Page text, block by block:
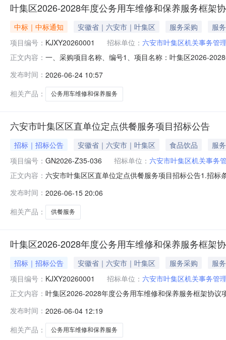
叶集区2026-2028年度公务用车维修和保养服务框架
中标｜中标通知 安徽省｜六安市｜叶集区 服务采购
服务
项目编号： KJXY20260001 招标单位： 六安市叶集区机关事务管
正文内容： 一、采购项目名称、编号1、项目名称：叶集区2026-
1、入围结果：序号标项名称报价中标供应商中标供应商
费率
发布时间： 2026-06-24 10:57
相关产品：
公务用车维修和保养服务
六安市叶集区区直单位定点供餐服务项目招标公告
招标｜招标公告 安徽省｜六安市｜叶集区 食品饮品
服务
项目编号： GN2026-Z35-036 招标单位： 六安市叶集区机关事务
正文内容： 六安市叶集区区直单位定点供餐服务项目招标公告1.招
划分：一个标段2.3招标范围：本项目主要为采购一家定
发布时间： 2026-06-15 20:06
相关产品：
供餐服务
叶集区2026-2028年度公务用车维修和保养服务框架
招标｜招标公告 安徽省｜六安市｜叶集区 服务采购
服务
项目编号： KJXY20260001 招标单位： 六安市叶集区机关事务管
正文内容： 叶集区2026-2028年度公务用车维修和保养服务框架协
人或者服务对象范围：六安市叶集区各行政机关、事业
议
发布时间： 2026-06-04 12:19
相关产品：
公务用车维修和保养服务